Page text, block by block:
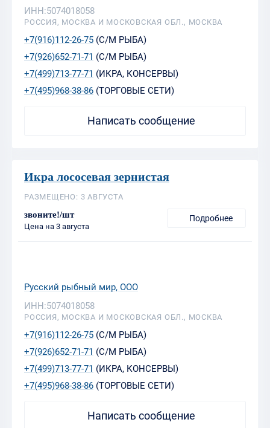
ИНН:5074018058
РОССИЯ, МОСКВА И МОСКОВСКАЯ ОБЛ., МОСКВА
+7(916)112-26-75 (С/М РЫБА)
+7(926)652-71-71 (С/М РЫБА)
+7(499)713-77-71 (ИКРА, КОНСЕРВЫ)
+7(495)968-38-86 (ТОРГОВЫЕ СЕТИ)
Написать сообщение
Икра лососевая зернистая
РАЗМЕЩЕНО: 3 АВГУСТА
звоните!/шт
Цена на 3 августа
Подробнее
Русский рыбный мир, ООО
ИНН:5074018058
РОССИЯ, МОСКВА И МОСКОВСКАЯ ОБЛ., МОСКВА
+7(916)112-26-75 (С/М РЫБА)
+7(926)652-71-71 (С/М РЫБА)
+7(499)713-77-71 (ИКРА, КОНСЕРВЫ)
+7(495)968-38-86 (ТОРГОВЫЕ СЕТИ)
Написать сообщение